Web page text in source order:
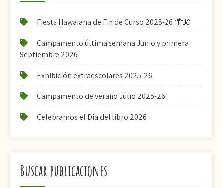
Fiesta Hawaiana de Fin de Curso 2025-26 🌴🌺
Campamento última semana Junio y primera
Septiembre 2026
Exhibición extraescolares 2025-26
Campamento de verano Julio 2025-26
Celebramos el Día del libro 2026
Buscar publicaciones